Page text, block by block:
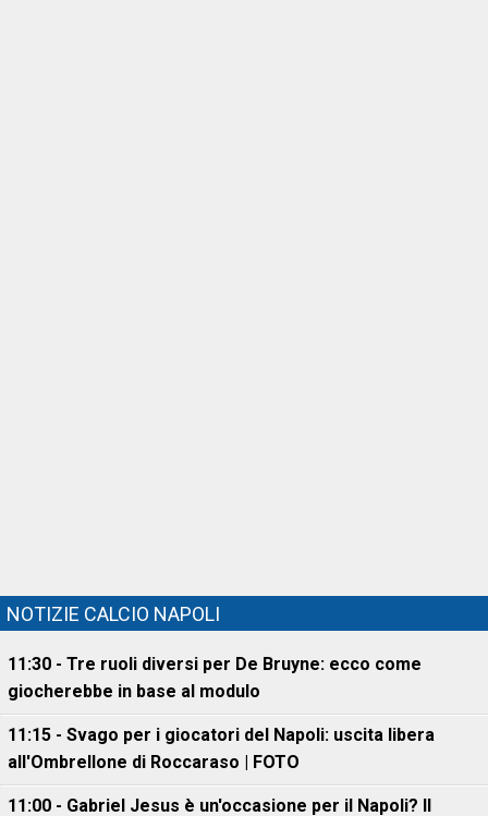
NOTIZIE CALCIO NAPOLI
11:30 - Tre ruoli diversi per De Bruyne: ecco come
giocherebbe in base al modulo
11:15 - Svago per i giocatori del Napoli: uscita libera
all'Ombrellone di Roccaraso | FOTO
11:00 - Gabriel Jesus è un'occasione per il Napoli? Il